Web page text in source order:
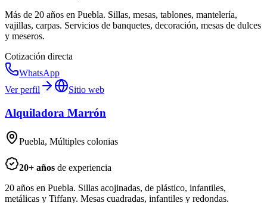
Más de 20 años en Puebla. Sillas, mesas, tablones, mantelería,
vajillas, carpas. Servicios de banquetes, decoración, mesas de dulces
y meseros.
Cotización directa
WhatsApp
Ver perfil
Sitio web
Alquiladora Marrón
Puebla, Múltiples colonias
20+ años de experiencia
20 años en Puebla. Sillas acojinadas, de plástico, infantiles,
metálicas y Tiffany. Mesas cuadradas, infantiles y redondas.